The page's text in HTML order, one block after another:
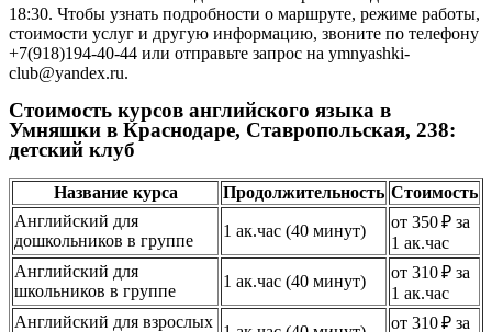
18:30. Чтобы узнать подробности о маршруте, режиме работы,
стоимости услуг и другую информацию, звоните по телефону
+7(918)194-40-44 или отправьте запрос на ymnyashki-
club@yandex.ru.
Стоимость курсов английского языка в
Умняшки в Краснодаре, Ставропольская, 238:
детский клуб
Название курса Продолжительность Стоимость
Английский для
дошкольников в группе
1 ак.час (40 минут)
от 350 ₽ за
1 ак.час
Английский для
школьников в группе
1 ак.час (40 минут)
от 310 ₽ за
1 ак.час
Английский для взрослых
от 310 ₽ за